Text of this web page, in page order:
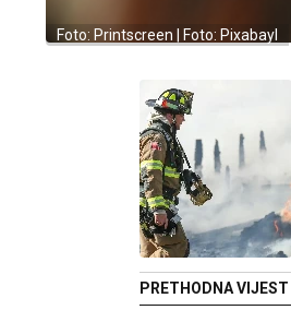
Foto: Printscreen | Foto: PixabayI
PRETHODNA VIJEST